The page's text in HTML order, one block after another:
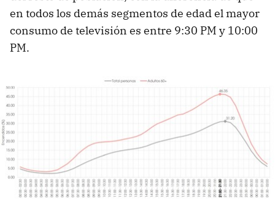
en todos los demás segmentos de edad el mayor
consumo de televisión es entre 9:30 PM y 10:00
PM.